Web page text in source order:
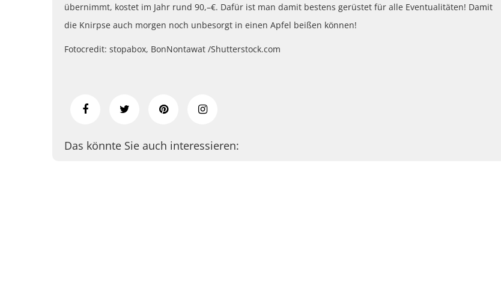
übernimmt, kostet im Jahr rund 90,–€. Dafür ist man damit bestens gerüstet für alle Eventualitäten! Damit
die Knirpse auch morgen noch unbesorgt in einen Apfel beißen können!
Fotocredit: stopabox, BonNontawat /Shutterstock.com
Das könnte Sie auch interessieren: